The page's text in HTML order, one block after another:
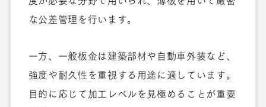
な公差管理を行います。
一方、一般板金は建築部材や自動車外装など、
強度や耐久性を重視する用途に適しています。
目的に応じて加工レベルを見極めることが重要